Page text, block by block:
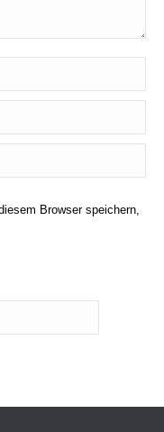
Browser speichern,